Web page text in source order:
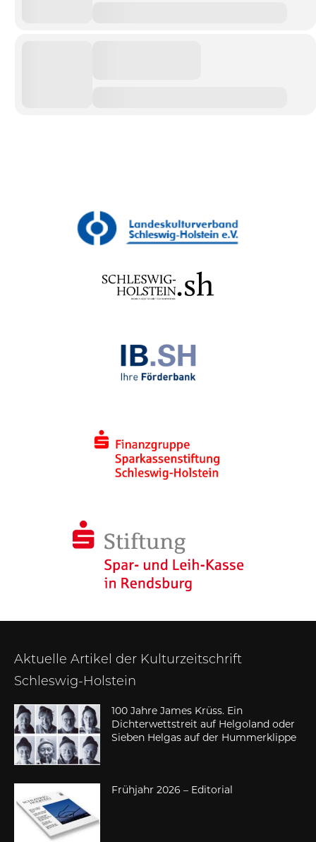
Aktuelle Artikel der Kulturzeitschrift
Schleswig-Holstein
100 Jahre James Krüss. Ein
Dichterwettstreit auf Helgoland oder
Sieben Helgas auf der Hummerklippe
Frühjahr 2026 – Editorial